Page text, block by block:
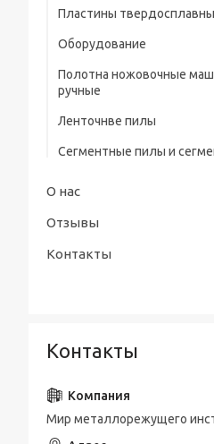
предохранительного
Сверла центровочные
предохранительным
радиусные (тип R)
ШЦЦ-III ГОСТ 166-89
Пластины
Оборудование
Полотна ножовочные
ручные
Ленточнве пилы
Сегментные пилы и
О нас
Отзывы
Контакты
Контакты
Мир металлорежущего